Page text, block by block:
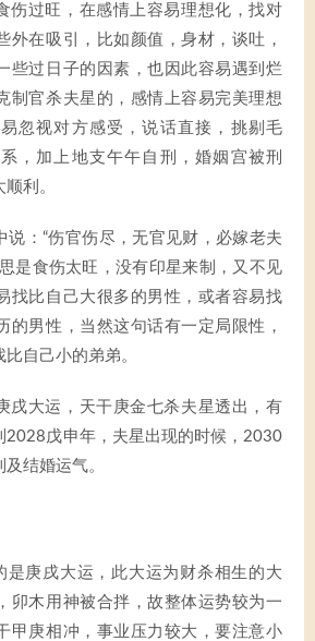
伤过旺，在感情上容易理想化，找对
外在吸引，比如颜值，身材，谈吐，
些过日子的因素，也因此容易遇到烂
制官杀夫星的，感情上容易完美理想
忽视对方感受，说话直接，挑剔毛
，加上地支午午自刑，婚姻宫被刑
利。
说：“伤官伤尽，无官见财，必嫁老夫
是食伤太旺，没有印星来制，又不见
找比自己大很多的男性，或者容易找
的男性，当然这句话有一定局限性，
自己小的弟弟。
戌大运，天干庚金七杀夫星透出，有
2028戊申年，夫星出现的时候，2030
结婚运气。
是庚戌大运，此大运为财杀相生的大
卯木用神被合拌，故整体运势较为一
甲庚相冲，事业压力较大，要注意小